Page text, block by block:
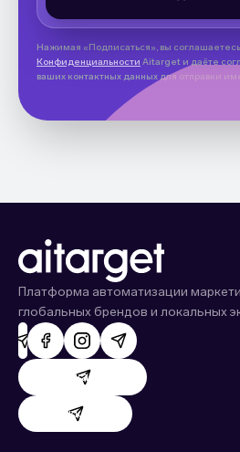
Нажимая «Подписаться», вы
Конфиденциальности Aitarget и даёте
ваших контактных данных для отправки
Платформа автоматизации
глобальных брендов и локальных
Поддержка AdHand
Поддержка Evido